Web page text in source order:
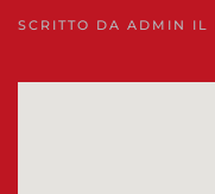
SCRITTO DA ADMIN IL